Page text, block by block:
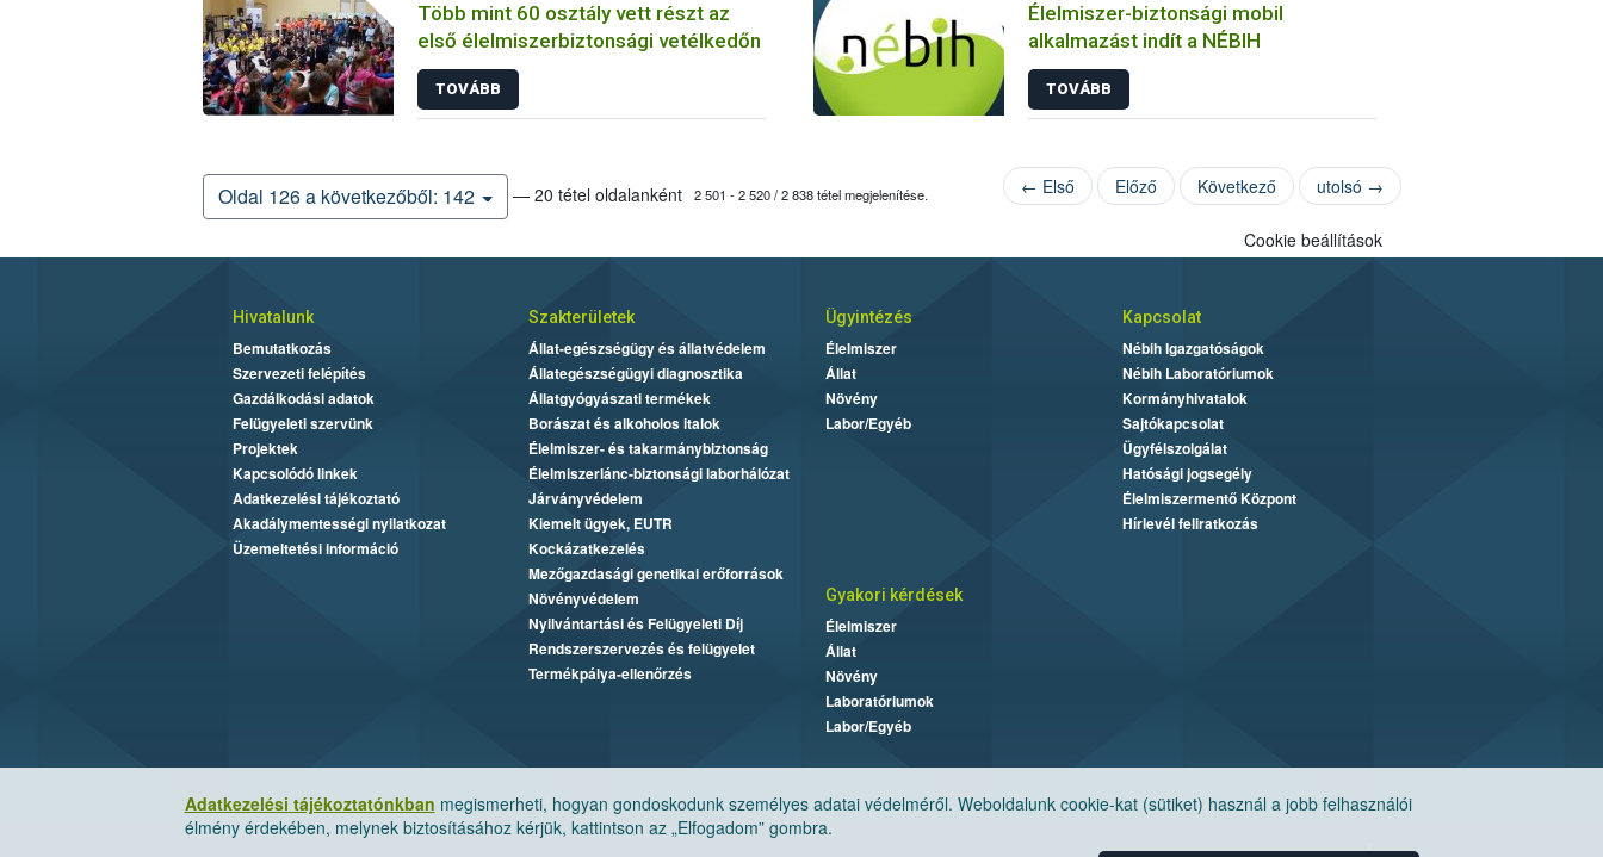
Több mint 60 osztály vett részt az
első élelmiszerbiztonsági vetélkedőn
TOVÁBB
Élelmiszer-biztonsági mobil
alkalmazást indít a NÉBIH
TOVÁBB
Oldal 126 a következőből: 142 — 20 tétel oldalanként 2 501 - 2 520 / 2 838 tétel megjelenítése. ← Első Előző Következő utolsó →
Adatkezelési tájékoztatónkban megismerheti, hogyan gondoskodunk személyes adatai védelméről. Weboldalunk cookie-kat (sütiket) használ a jobb felhasználói
élmény érdekében, melynek biztosításához kérjük, kattintson az „Elfogadom” gombra.
Cookie beállítások
Hivatalunk
Bemutatkozás
Szervezeti felépítés
Gazdálkodási adatok
Felügyeleti szervünk
Projektek
Kapcsolódó linkek
Adatkezelési tájékoztató
Akadálymentességi nyilatkozat
Üzemeltetési információ
Szakterületek
Állat-egészségügy és állatvédelem
Állategészségügyi diagnosztika
Állatgyógyászati termékek
Borászat és alkoholos italok
Élelmiszer- és takarmánybiztonság
Élelmiszerlánc-biztonsági laborhálózat
Járványvédelem
Kiemelt ügyek, EUTR
Kockázatkezelés
Mezőgazdasági genetikai erőforrások
Növényvédelem
Nyilvántartási és Felügyeleti Díj
Rendszerszervezés és felügyelet
Termékpálya-ellenőrzés
Ügyintézés
Élelmiszer
Állat
Növény
Labor/Egyéb
Kapcsolat
Nébih Igazgatóságok
Nébih Laboratóriumok
Kormányhivatalok
Sajtókapcsolat
Ügyfélszolgálat
Hatósági jogsegély
Élelmiszermentő Központ
Hírlevél feliratkozás
Gyakori kérdések
Élelmiszer
Állat
Növény
Laboratóriumok
Labor/Egyéb